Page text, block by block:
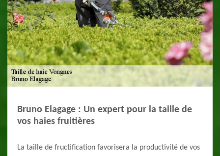
Bruno Elagage : Un expert pour la taille de
vos haies fruitières
La taille de fructification favorisera la productivité de vos